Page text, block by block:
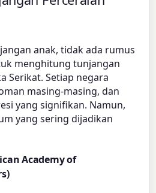
anak, tidak ada rumus
menghitung tunjangan
Serikat. Setiap negara
masing-masing, dan
yang signifikan. Namun,
yang sering dijadikan
Academy of